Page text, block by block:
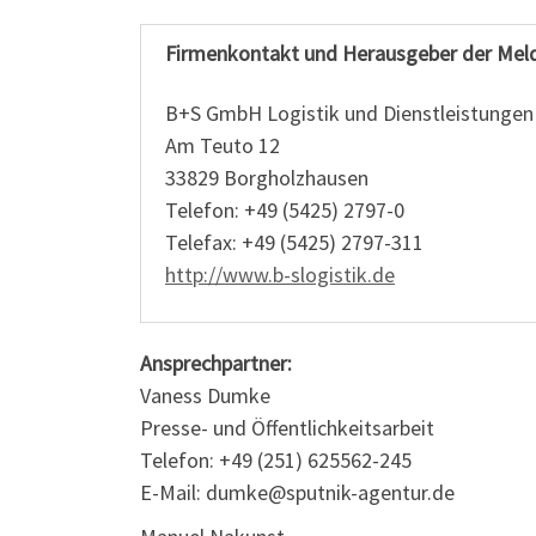
Firmenkontakt und Herausgeber der
B+S GmbH Logistik und Dienstleistungen
Am Teuto 12
33829 Borgholzhausen
Telefon: +49 (5425) 2797-0
Telefax: +49 (5425) 2797-311
http://www.b-slogistik.de
Ansprechpartner:
Vaness Dumke
Presse- und Öffentlichkeitsarbeit
Telefon: +49 (251) 625562-245
E-Mail: dumke@sputnik-agentur.de